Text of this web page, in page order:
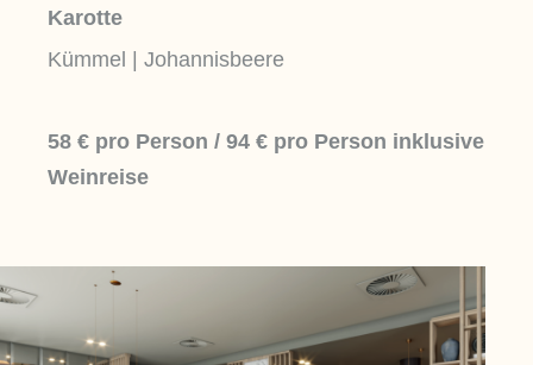
Karotte
Kümmel | Johannisbeere
58 € pro Person / 94 € pro Person inklusive
Weinreise